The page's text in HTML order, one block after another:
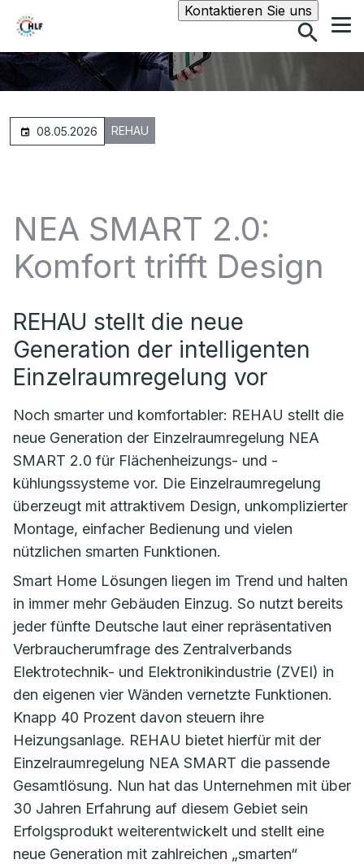
Kontaktieren Sie unsSuche
08.05.2026 REHAU
NEA SMART 2.0:
Komfort trifft Design
REHAU stellt die neue
Generation der intelligenten
Einzelraumregelung vor
Noch smarter und komfortabler: REHAU stellt die
neue Generation der Einzelraumregelung NEA
SMART 2.0 für Flächenheizungs- und -
kühlungssysteme vor. Die Einzelraumregelung
überzeugt mit attraktivem Design, unkomplizierter
Montage, einfacher Bedienung und vielen
nützlichen smarten Funktionen.
Smart Home Lösungen liegen im Trend und halten
in immer mehr Gebäuden Einzug. So nutzt bereits
jeder fünfte Deutsche laut einer repräsentativen
Verbraucherumfrage des Zentralverbands
Elektrotechnik- und Elektronikindustrie (ZVEI) in
den eigenen vier Wänden vernetzte Funktionen.
Knapp 40 Prozent davon steuern ihre
Heizungsanlage. REHAU bietet hierfür mit der
Einzelraumregelung NEA SMART die passende
Gesamtlösung. Nun hat das Unternehmen mit über
30 Jahren Erfahrung auf diesem Gebiet sein
Erfolgsprodukt weiterentwickelt und stellt eine
neue Generation mit zahlreichen „smarten“